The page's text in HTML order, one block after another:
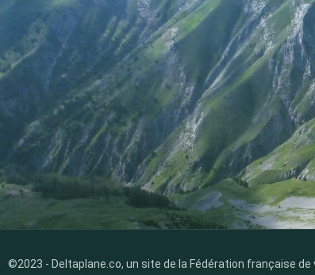
©2023 - Deltaplane.co, un site de la Fédération française de